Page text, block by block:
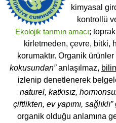
kimyasal
kontrollü
Ekolojik tarımın amacı;
kirletmeden, çevre, bitki,
korumaktır. Organik ürünler
kokusundan”anlaşılmaz,
izlenip denetlenerek
naturel, katkısız,
çiftlikten, ev yapımı, sağlıklı”
organik olduğu anlamına